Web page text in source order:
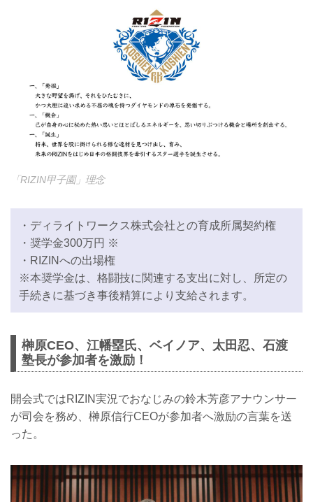
「RIZIN甲子園」理念
・ディライトワークス株式会社との育成所属契約権
・奨学金300万円 ※
・RIZINへの出場権
※本奨学金は、格闘技に関連する支出に対し、所定の
手続きに基づき事後精算により支給されます。
榊原CEO、江幡塁氏、ベイノア、太田忍、石渡
塾長が参加者を激励！
開会式ではRIZIN実況でおなじみの鈴木芳彦アナウンサー
が司会を務め、榊原信行CEOが参加者へ激励の言葉を送
った。